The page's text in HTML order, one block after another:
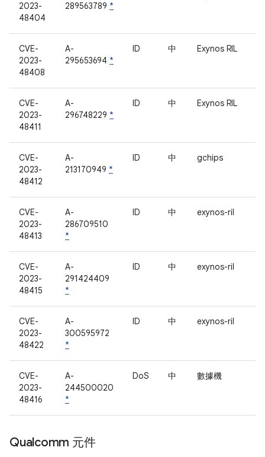
2023-
48404
289563789 *
CVE-
2023-
48408
A-
295653694 *
ID 中 Exynos RIL
CVE-
2023-
48411
A-
296748229 *
ID 中 Exynos RIL
CVE-
2023-
48412
A-
213170949 *
ID 中 gchips
CVE-
2023-
48413
A-
286709510
*
ID 中 exynos-ril
CVE-
2023-
48415
A-
291424409
*
ID 中 exynos-ril
CVE-
2023-
48422
A-
300595972
*
ID 中 exynos-ril
CVE-
2023-
48416
A-
244500020
*
DoS 中 數據機
Qualcomm 元件